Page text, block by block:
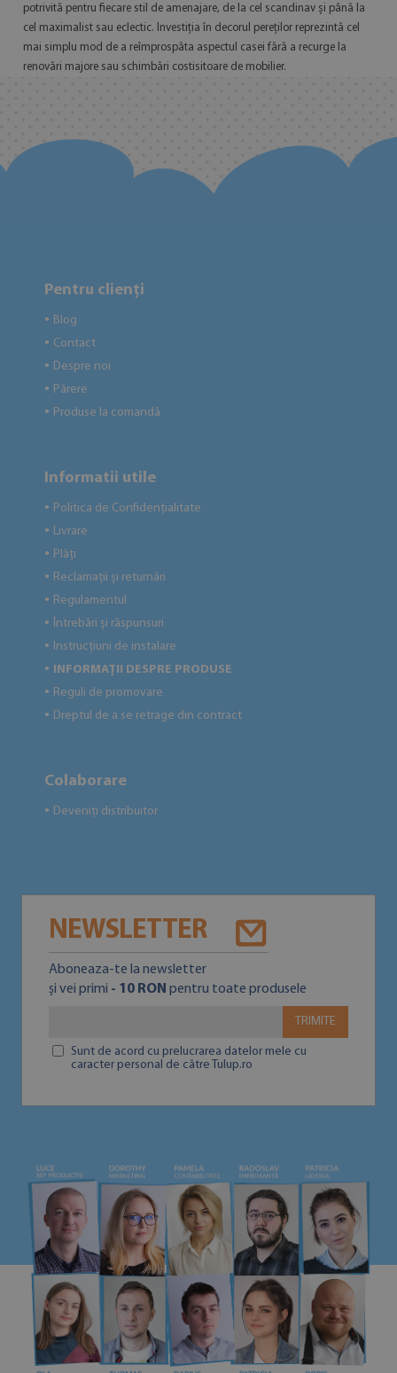
potrivită pentru fiecare stil de amenajare, de la cel scandinav și până la
cel maximalist sau eclectic. Investiția în decorul pereților reprezintă cel
mai simplu mod de a reîmprospăta aspectul casei fără a recurge la
renovări majore sau schimbări costisitoare de mobilier.
Pentru clienți
● Blog
● Contact
● Despre noi
● Părere
● Produse la comandă
Informatii utile
● Politica de Confidențialitate
● Livrare
● Plăți
● Reclamații și returnări
● Regulamentul
● Întrebări și răspunsuri
● Instrucțiuni de instalare
● INFORMAȚII DESPRE PRODUSE
● Reguli de promovare
● Dreptul de a se retrage din contract
Colaborare
● Deveniți distribuitor
NEWSLETTER
Aboneaza-te la newsletter
și vei primi - 10 RON pentru toate produsele
TRIMITE
Sunt de acord cu prelucrarea datelor mele cu
caracter personal de către Tulup.ro